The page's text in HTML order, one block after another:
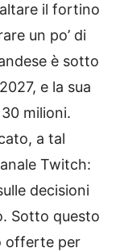
il fortino
un po’ di
è sotto
e la sua
milioni.
a tal
Twitch:
decisioni
Sotto questo
offerte per